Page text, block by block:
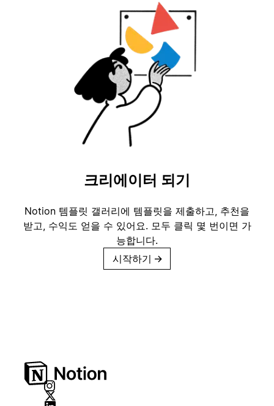
크리에이터 되기
Notion 템플릿 갤러리에 템플릿을 제출하고, 추천을
받고, 수익도 얻을 수 있어요. 모두 클릭 몇 번이면 가
능합니다.
시작하기 →